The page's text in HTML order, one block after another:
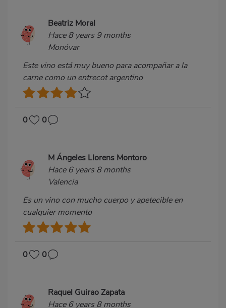
Beatriz Moral
Hace 8 years 9 months
Monóvar
Este vino está muy bueno para acompañar a la
carne como un entrecot argentino
0 0
M Ángeles Llorens Montoro
Hace 6 years 8 months
Valencia
Es un vino con mucho cuerpo y apetecible en
cualquier momento
0 0
Raquel Guirao Zapata
Hace 6 years 8 months